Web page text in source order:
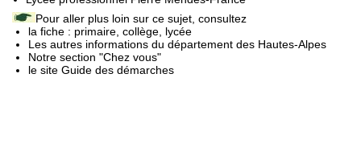
Pour aller plus loin sur ce sujet, consultez
la fiche : primaire, collège, lycée
Les autres informations du département des Hautes-Alpes
Notre section "Chez vous"
le site Guide des démarches